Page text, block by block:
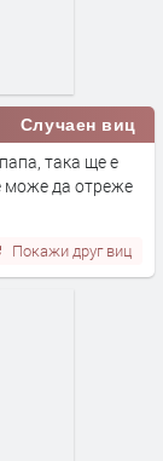
Случаен виц
така ще е
може да отреже
Покажи друг виц